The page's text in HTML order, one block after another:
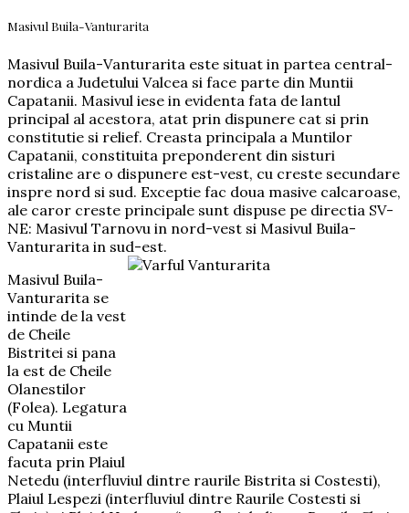
Masivul Buila-Vanturarita
Masivul Buila-Vanturarita este situat in partea central-
nordica a Judetului Valcea si face parte din Muntii
Capatanii. Masivul iese in evidenta fata de lantul
principal al acestora, atat prin dispunere cat si prin
constitutie si relief. Creasta principala a Muntilor
Capatanii, constituita preponderent din sisturi
cristaline are o dispunere est-vest, cu creste secundare
inspre nord si sud. Exceptie fac doua masive calcaroase,
ale caror creste principale sunt dispuse pe directia SV-
NE: Masivul Tarnovu in nord-vest si Masivul Buila-
Vanturarita in sud-est.
Masivul Buila-
Vanturarita se
intinde de la vest
de Cheile
Bistritei si pana
la est de Cheile
Olanestilor
(Folea). Legatura
cu Muntii
Capatanii este
facuta prin Plaiul
Netedu (interfluviul dintre raurile Bistrita si Costesti),
Plaiul Lespezi (interfluviul dintre Raurile Costesti si